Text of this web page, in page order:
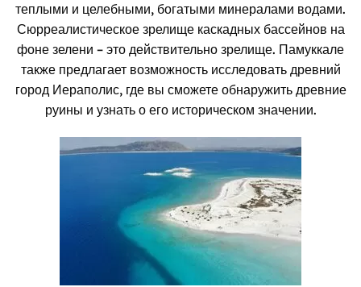
теплыми и целебными, богатыми минералами водами.
Сюрреалистическое зрелище каскадных бассейнов на
фоне зелени – это действительно зрелище. Памуккале
также предлагает возможность исследовать древний
город Иераполис, где вы сможете обнаружить древние
руины и узнать о его историческом значении.